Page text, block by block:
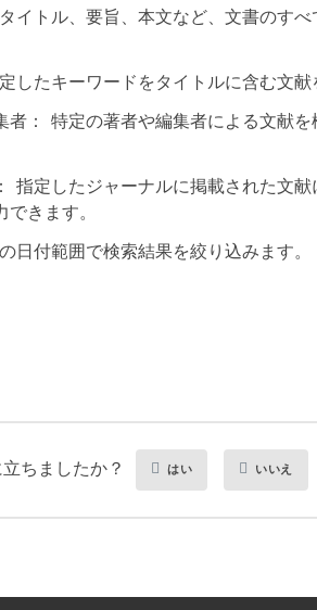
イトル、要旨、本文など、文書のす
したキーワードをタイトルに含む文献
者： 特定の著者や編集者による文献
指定したジャーナルに掲載された文
きます。
日付範囲で検索結果を絞り込みます。
ちましたか？ はい いいえ